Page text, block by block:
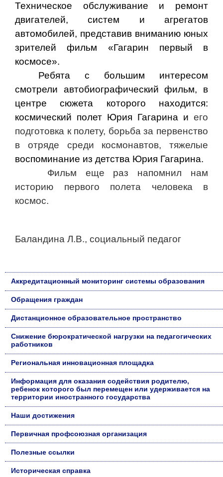
Техническое обслуживание и ремонт
двигателей, систем и агрегатов
автомобилей, представив вниманию юных
зрителей фильм «Гагарин первый в
космосе».
Ребята с большим интересом
смотрели автобиографический фильм, в
центре сюжета которого находится:
космический полет Юрия Гагарина и его
подготовка к полету, борьба за первенство
в отряде среди космонавтов, тяжелые
воспоминание из детства Юрия Гагарина.
Фильм еще раз напомнил нам
историю первого полета человека в
космос.
Баландина Л.В., социальный педагог
Аккредитационный мониторинг системы образования
Обращения граждан
Дистанционное образовательное пространство
Снижение бюрократической нагрузки на педагогических
работников
Региональная инновационная площадка
Информация для оказания содействия родителю,
ребенок которого был перемещен или удерживается на
территории иностранного государства
Наши достижения
Первичная профсоюзная организация
Полезные ссылки
Историческая справка